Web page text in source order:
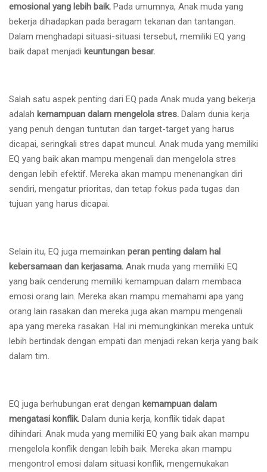
emosional yang lebih baik. Pada umumnya, Anak muda yang
bekerja dihadapkan pada beragam tekanan dan tantangan.
Dalam menghadapi situasi-situasi tersebut, memiliki EQ yang
baik dapat menjadi keuntungan besar.
Salah satu aspek penting dari EQ pada Anak muda yang bekerja
adalah kemampuan dalam mengelola stres. Dalam dunia kerja
yang penuh dengan tuntutan dan target-target yang harus
dicapai, seringkali stres dapat muncul. Anak muda yang memiliki
EQ yang baik akan mampu mengenali dan mengelola stres
dengan lebih efektif. Mereka akan mampu menenangkan diri
sendiri, mengatur prioritas, dan tetap fokus pada tugas dan
tujuan yang harus dicapai.
Selain itu, EQ juga memainkan peran penting dalam hal
kebersamaan dan kerjasama. Anak muda yang memiliki EQ
yang baik cenderung memiliki kemampuan dalam membaca
emosi orang lain. Mereka akan mampu memahami apa yang
orang lain rasakan dan mereka juga akan mampu mengenali
apa yang mereka rasakan. Hal ini memungkinkan mereka untuk
lebih bertindak dengan empati dan menjadi rekan kerja yang baik
dalam tim.
EQ juga berhubungan erat dengan kemampuan dalam
mengatasi konflik. Dalam dunia kerja, konflik tidak dapat
dihindari. Anak muda yang memiliki EQ yang baik akan mampu
mengelola konflik dengan lebih baik. Mereka akan mampu
mengontrol emosi dalam situasi konflik, mengemukakan